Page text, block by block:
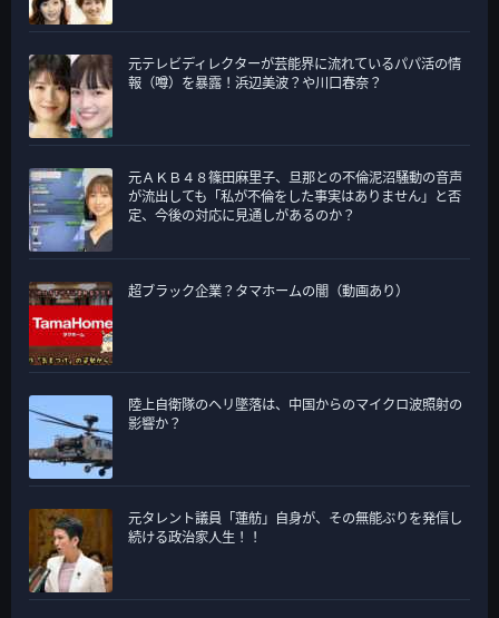
元テレビディレクターが芸能界に流れているパパ活の情
報（噂）を暴露！浜辺美波？や川口春奈？
元ＡＫＢ４８篠田麻里子、旦那との不倫泥沼騒動の音声
が流出しても「私が不倫をした事実はありません」と否
定、今後の対応に見通しがあるのか？
超ブラック企業？タマホームの闇（動画あり）
陸上自衛隊のヘリ墜落は、中国からのマイクロ波照射の
影響か？
元タレント議員「蓮舫」自身が、その無能ぶりを発信し
続ける政治家人生！！